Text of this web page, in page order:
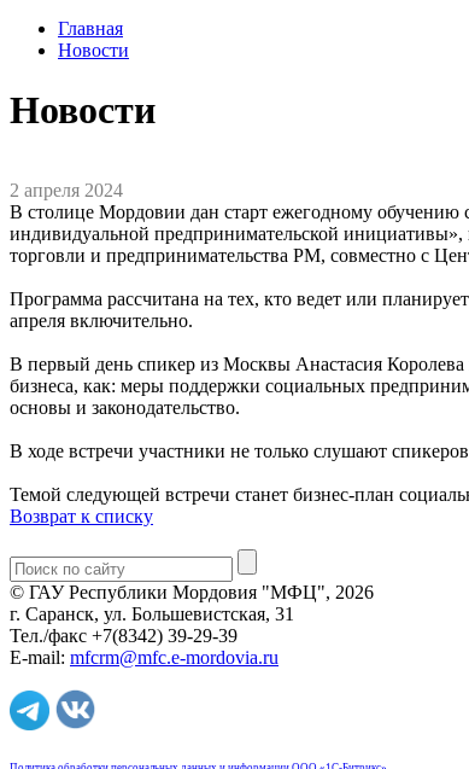
Главная
Новости
Новости
2 апреля 2024
В столице Мордовии дан старт ежегодному
индивидуальной предпринимательской
торговли и предпринимательства РМ, совместно с
Программа рассчитана на тех, кто ведет или
апреля включительно.
В первый день спикер из Москвы Анастасия Королева
бизнеса, как: меры поддержки социальных
основы и законодательство.
В ходе встречи участники не только слушают
Темой следующей встречи станет бизнес-план
Возврат к списку
© ГАУ Республики Мордовия "МФЦ", 2026
г. Саранск, ул. Большевистская, 31
Тел./факс +7(8342) 39-29-39
E-mail: mfcrm@mfc.e-mordovia.ru